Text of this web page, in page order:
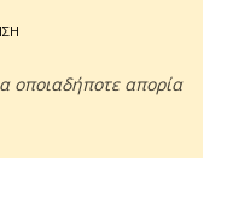
οποιαδήποτε απορία